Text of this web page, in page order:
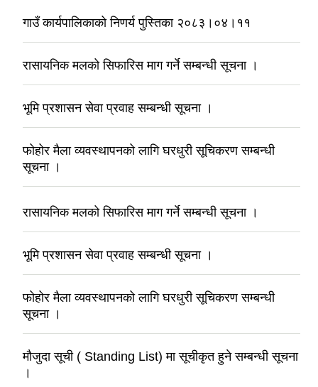
गाउँ कार्यपालिकाको निणर्य पुस्तिका २०८३।०४।११
रासायनिक मलको सिफारिस माग गर्ने सम्बन्धी सूचना ।
भूमि प्रशासन सेवा प्रवाह सम्बन्धी सूचना ।
फोहोर मैला व्यवस्थापनको लागि घरधुरी सूचिकरण सम्बन्धी
सूचना ।
रासायनिक मलको सिफारिस माग गर्ने सम्बन्धी सूचना ।
भूमि प्रशासन सेवा प्रवाह सम्बन्धी सूचना ।
फोहोर मैला व्यवस्थापनको लागि घरधुरी सूचिकरण सम्बन्धी
सूचना ।
मौजुदा सूची ( Standing List) मा सूचीकृत हुने सम्बन्धी सूचना
।